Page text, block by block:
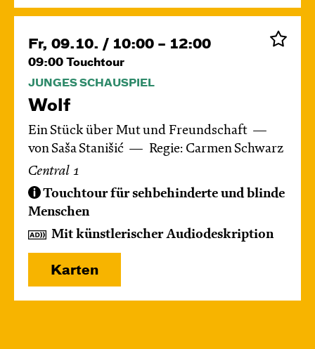
Fr, 09.10. / 10:00 – 12:00
09:00 Touchtour
JUNGES SCHAUSPIEL
Wolf
Ein Stück über Mut und Freundschaft
von Saša Stanišić
Regie: Carmen Schwarz
Central 1
Touchtour für sehbehinderte und blinde
Menschen
Mit künstlerischer Audiodeskription
Karten